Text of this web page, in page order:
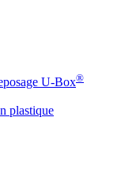
U-Box®
plastique